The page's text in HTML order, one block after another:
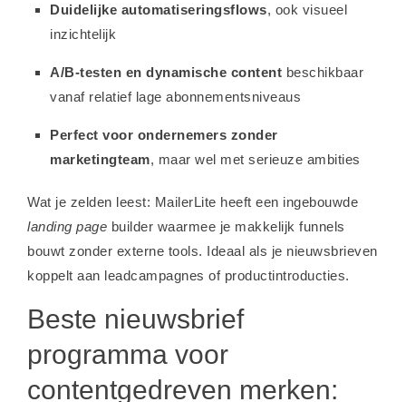
Duidelijke automatiseringsflows, ook visueel
inzichtelijk
A/B-testen en dynamische content beschikbaar
vanaf relatief lage abonnementsniveaus
Perfect voor ondernemers zonder
marketingteam, maar wel met serieuze ambities
Wat je zelden leest: MailerLite heeft een ingebouwde
landing page builder waarmee je makkelijk funnels
bouwt zonder externe tools. Ideaal als je nieuwsbrieven
koppelt aan leadcampagnes of productintroducties.
Beste nieuwsbrief
programma voor
contentgedreven merken: